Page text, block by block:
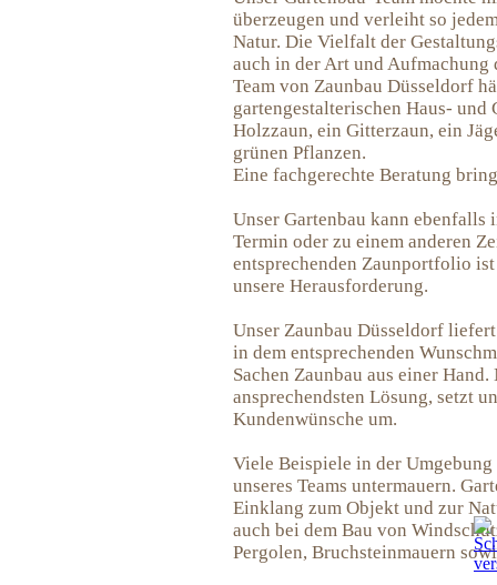
überzeugen und verleiht so
Natur. Die Vielfalt der
auch in der Art und Aufmachung
Team von Zaunbau Düsseldorf
gartengestalterischen Haus- und
Holzzaun, ein Gitterzaun, ein
grünen Pflanzen.
Eine fachgerechte Beratung
Unser Gartenbau kann ebenfalls
Termin oder zu einem anderen
entsprechenden Zaunportfolio
unsere Herausforderung.
Unser Zaunbau Düsseldorf
in dem entsprechenden
Sachen Zaunbau aus einer
ansprechendsten Lösung, setzt
Kundenwünsche um.
Viele Beispiele in der
unseres Teams untermauern.
Einklang zum Objekt und zur
auch bei dem Bau von
Pergolen, Bruchsteinmauern